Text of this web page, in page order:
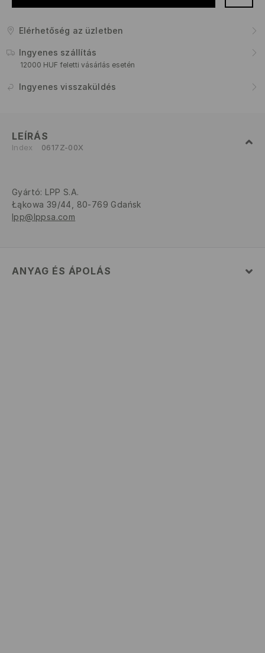
Elérhetőség az üzletben
Ingyenes szállítás
12000 HUF feletti vásárlás esetén
Ingyenes visszaküldés
LEÍRÁS
Index 0617Z-00X
Gyártó: LPP S.A.
Łąkowa 39/44, 80-769 Gdańsk
lpp@lppsa.com
ANYAG ÉS ÁPOLÁS